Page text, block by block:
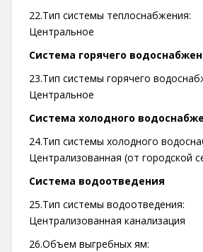
22.Тип системы теплоснабжения:
Центральное
Система горячего
23.Тип системы горячего
Центральное
Система холодного
24.Тип системы холодного
Централизованная (от городской
Система водоотведения
25.Тип системы водоотведения:
Централизованная канализация
26.Объем выгребных ям: